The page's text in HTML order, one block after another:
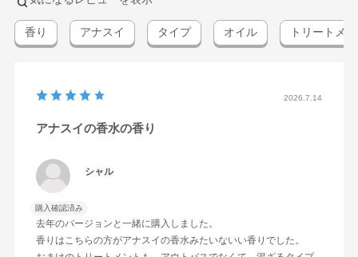
香り アナスイ タイプ オイル トリートメ
2026.7.14
アナスイの香水の香り
シャル
購入確認済み
去年のバージョンと一緒に購入しました。
香りはこちらの方がアナスイの香水みたいないい香りでした。